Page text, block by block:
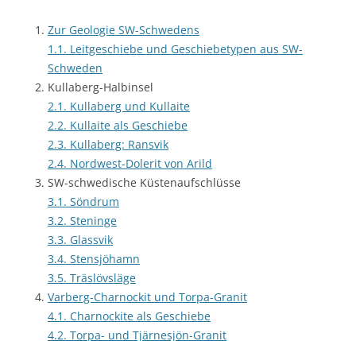
Zur Geologie SW-Schwedens
1.1. Leitgeschiebe und Geschiebetypen aus SW-
Schweden
Kullaberg-Halbinsel
2.1. Kullaberg und Kullaite
2.2. Kullaite als Geschiebe
2.3. Kullaberg: Ransvik
2.4. Nordwest-Dolerit von Arild
SW-schwedische Küstenaufschlüsse
3.1. Söndrum
3.2. Steninge
3.3. Glassvik
3.4. Stensjöhamn
3.5. Träslövsläge
Varberg-Charnockit und Torpa-Granit
4.1. Charnockite als Geschiebe
4.2. Torpa- und Tjärnesjön-Granit